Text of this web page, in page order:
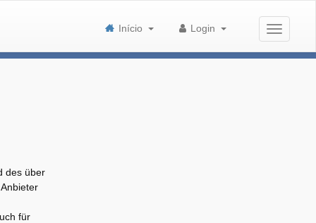
Início Login
des über
für